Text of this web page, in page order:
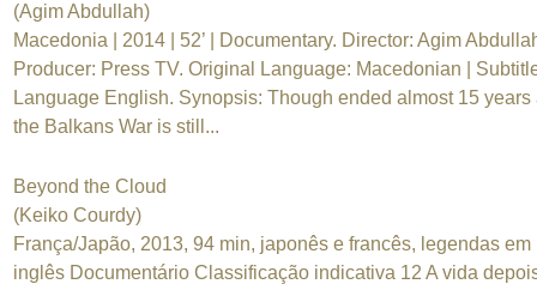
(Agim Abdullah)
Macedonia | 2014 | 52’ | Documentary. Director: Agim
Producer: Press TV. Original Language: Macedonian |
Language English. Synopsis: Though ended almost 15 years
the Balkans War is still...
Beyond the Cloud
(Keiko Courdy)
França/Japão, 2013, 94 min, japonês e francês, legendas em
inglês Documentário Classificação indicativa 12 A vida